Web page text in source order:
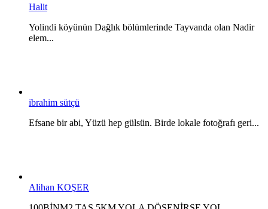
Halit
Yolindi köyünün Dağlık bölümlerinde Tayvanda olan Nadir
elem...
ibrahim sütçü
Efsane bir abi, Yüzü hep gülsün. Birde lokale fotoğrafı geri...
Alihan KOŞER